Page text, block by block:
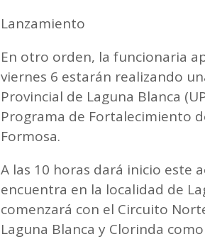
Lanzamiento
En otro orden, la funcionaria
viernes 6 estarán realizando
Provincial de Laguna Blanca
Programa de Fortalecimiento
Formosa.
A las 10 horas dará inicio este
encuentra en la localidad de
comenzará con el Circuito
Laguna Blanca y Clorinda